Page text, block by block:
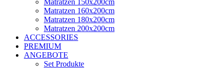
Matratzen 150x200cm
Matratzen 160x200cm
Matratzen 180x200cm
Matratzen 200x200cm
ACCESSORIES
PREMIUM
ANGEBOTE
Set Produkte